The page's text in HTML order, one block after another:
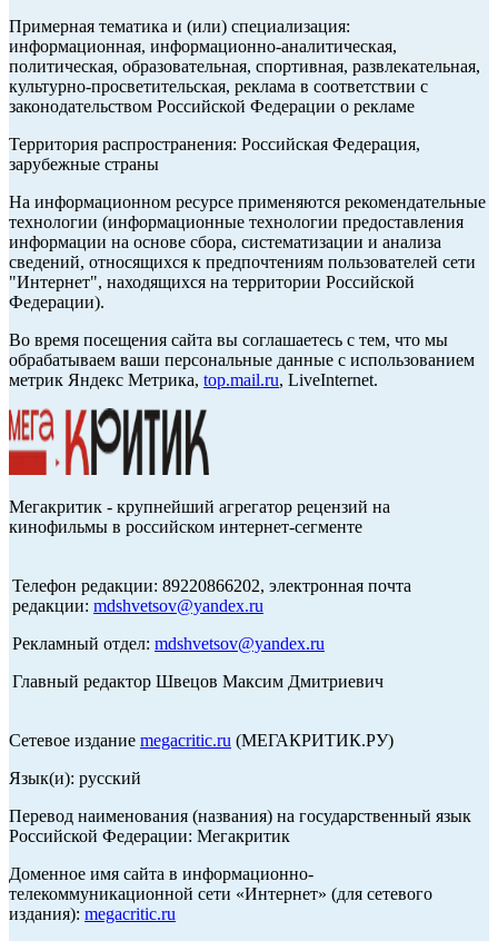
Примерная тематика и (или) специализация:
информационная, информационно-аналитическая,
политическая, образовательная, спортивная, развлекательная,
культурно-просветительская, реклама в соответствии с
законодательством Российской Федерации о рекламе
Территория распространения: Российская Федерация,
зарубежные страны
На информационном ресурсе применяются рекомендательные
технологии (информационные технологии предоставления
информации на основе сбора, систематизации и анализа
сведений, относящихся к предпочтениям пользователей сети
"Интернет", находящихся на территории Российской
Федерации).
Во время посещения сайта вы соглашаетесь с тем, что мы
обрабатываем ваши персональные данные с использованием
метрик Яндекс Метрика, top.mail.ru, LiveInternet.
Мегакритик - крупнейший агрегатор рецензий на
кинофильмы в российском интернет-сегменте
Телефон редакции: 89220866202, электронная почта
редакции: mdshvetsov@yandex.ru
Рекламный отдел: mdshvetsov@yandex.ru
Главный редактор Швецов Максим Дмитриевич
Сетевое издание megacritic.ru (МЕГАКРИТИК.РУ)
Язык(и): русский
Перевод наименования (названия) на государственный язык
Российской Федерации: Мегакритик
Доменное имя сайта в информационно-
телекоммуникационной сети «Интернет» (для сетевого
издания): megacritic.ru